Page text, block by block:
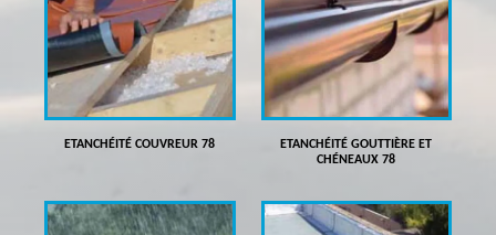
ETANCHÉITÉ COUVREUR 78
ETANCHÉITÉ GOUTTIÈRE ET
CHÉNEAUX 78